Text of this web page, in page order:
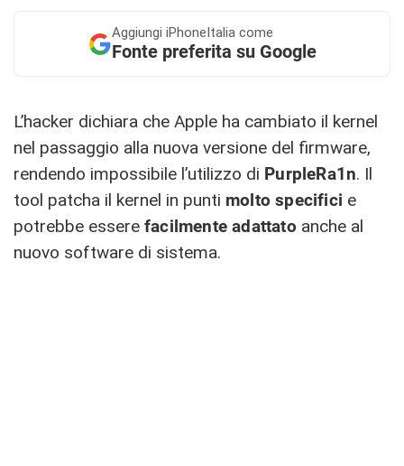
Aggiungi iPhoneItalia come
Fonte preferita su Google
L’hacker dichiara che Apple ha cambiato il kernel
nel passaggio alla nuova versione del firmware,
rendendo impossibile l’utilizzo di PurpleRa1n. Il
tool patcha il kernel in punti molto specifici e
potrebbe essere facilmente adattato anche al
nuovo software di sistema.